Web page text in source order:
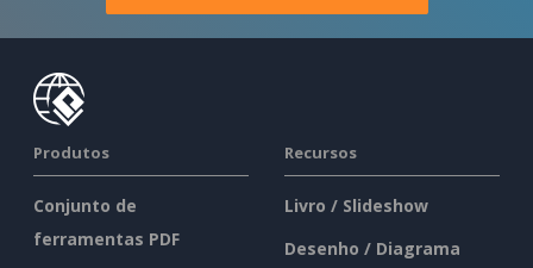
Produtos
Conjunto de
ferramentas PDF
Recursos
Livro / Slideshow
Desenho / Diagrama